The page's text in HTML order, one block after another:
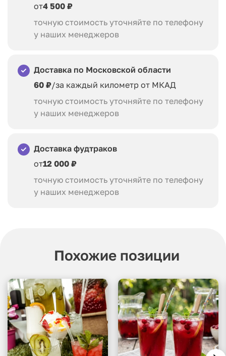
от4 500 ₽
точную стоимость уточняйте по телефону
у наших менеджеров
Доставка по Московской области
60 ₽/за каждый километр от МКАД
точную стоимость уточняйте по телефону
у наших менеджеров
Доставка фудтраков
от12 000 ₽
точную стоимость уточняйте по телефону
у наших менеджеров
Похожие позиции